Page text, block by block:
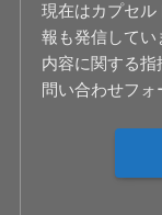
現在はカプセ
報も発信してい
内容に関する指
問い合わせフォ